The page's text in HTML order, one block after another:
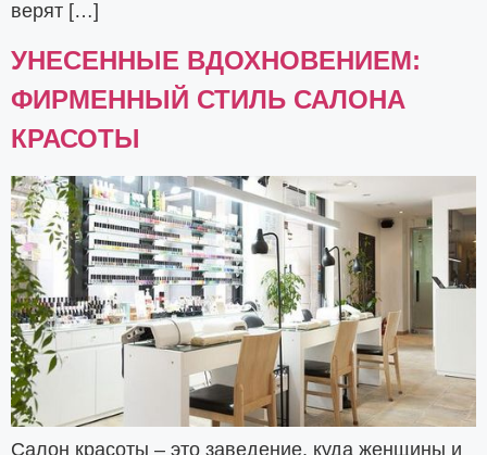
верят […]
УНЕСЕННЫЕ ВДОХНОВЕНИЕМ:
ФИРМЕННЫЙ СТИЛЬ САЛОНА
КРАСОТЫ
Салон красоты – это заведение, куда женщины и